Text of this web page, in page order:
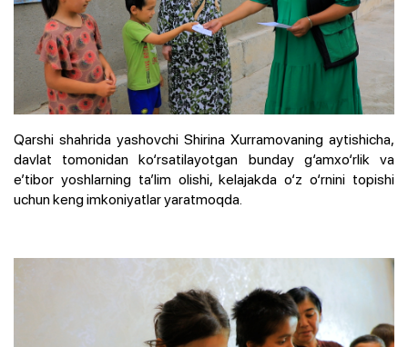
Qarshi shahrida yashovchi Shirina Xurramovaning aytishicha,
davlat tomonidan ko‘rsatilayotgan bunday g‘amxo‘rlik va
e’tibor yoshlarning ta’lim olishi, kelajakda o‘z o‘rnini topishi
uchun keng imkoniyatlar yaratmoqda.